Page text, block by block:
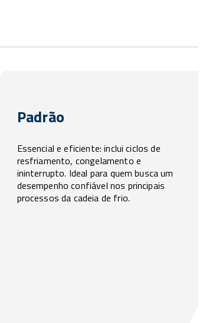
Padrão
Essencial e eficiente: inclui ciclos de
resfriamento, congelamento e
ininterrupto. Ideal para quem busca um
desempenho confiável nos principais
processos da cadeia de frio.